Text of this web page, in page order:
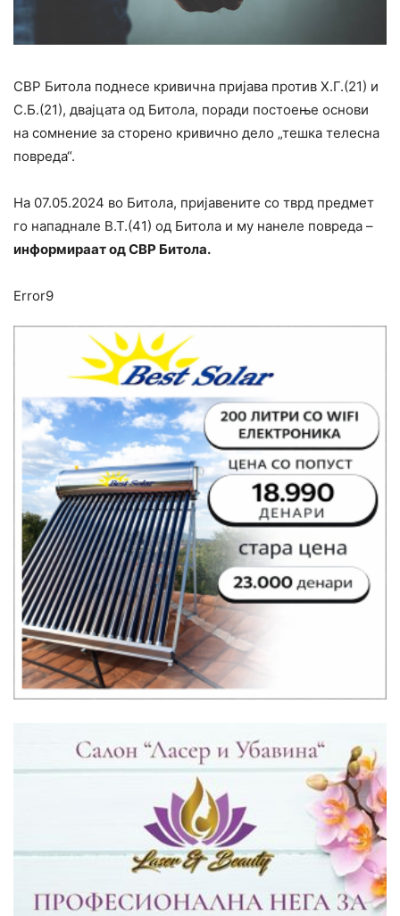
СВР Битола поднесе кривична пријава против Х.Г.(21) и
С.Б.(21), двајцата од Битола, поради постоење основи
на сомнение за сторено кривично дело „тешка телесна
повреда“.
На 07.05.2024 во Битола, пријавените со тврд предмет
го нападнале В.Т.(41) од Битола и му нанеле повреда –
информираат од СВР Битола.
Error9